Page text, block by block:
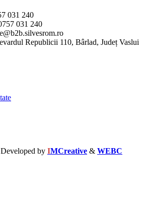
031 240
031 240
Republicii 110, Bârlad, Județ Vaslui
by IMCreative & WEBC